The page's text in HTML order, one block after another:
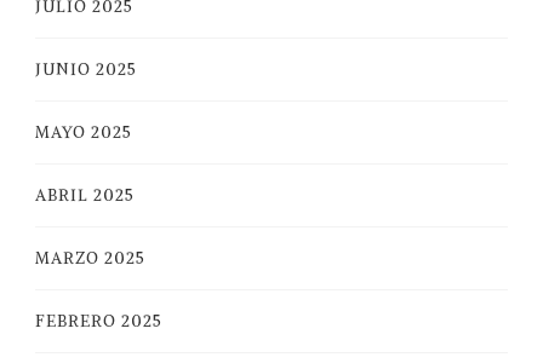
JULIO 2025
JUNIO 2025
MAYO 2025
ABRIL 2025
MARZO 2025
FEBRERO 2025